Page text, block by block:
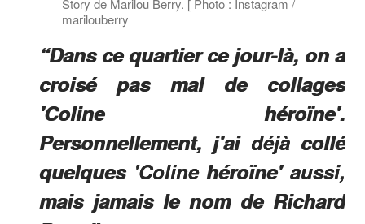
Story de Marilou Berry. [ Photo : Instagram /
marilouberry
“Dans ce quartier ce jour-là, on a
croisé pas mal de collages
'Coline héroïne'.
Personnellement, j'ai déjà collé
quelques 'Coline héroïne' aussi,
mais jamais le nom de Richard